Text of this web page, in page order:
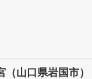
（山口県岩国市）